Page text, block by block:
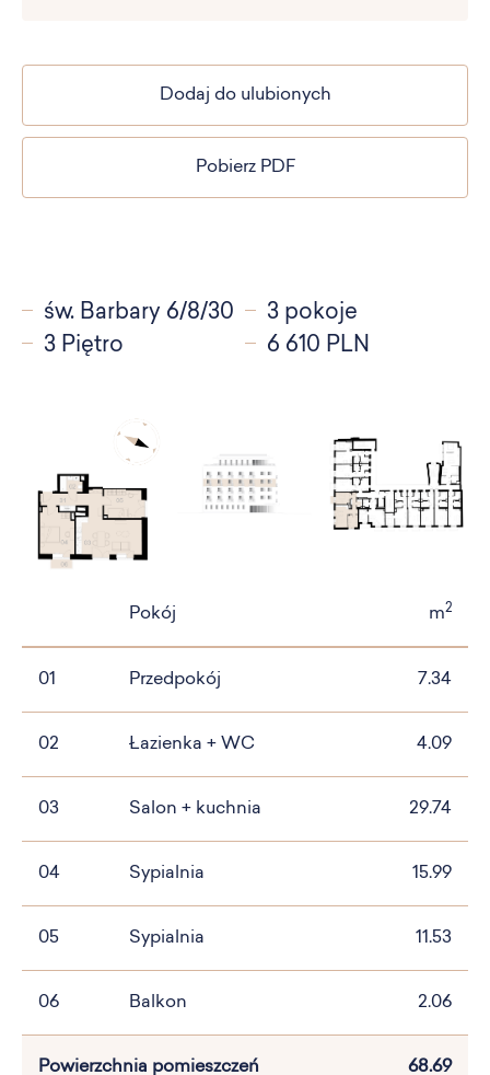
Dodaj do ulubionych
Pobierz PDF
św. Barbary 6/8/30
3 pokoje
3 Piętro
6 610 PLN
Pokój m2
01 Przedpokój 7.34
02 Łazienka + WC 4.09
03 Salon + kuchnia 29.74
04 Sypialnia 15.99
05 Sypialnia 11.53
06 Balkon 2.06
Powierzchnia pomieszczeń 68.69